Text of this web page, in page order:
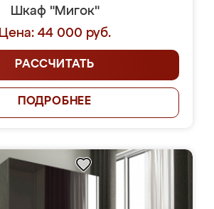
Шкаф "Мигок"
Цена: 44 000 руб.
РАССЧИТАТЬ
ПОДРОБНЕЕ